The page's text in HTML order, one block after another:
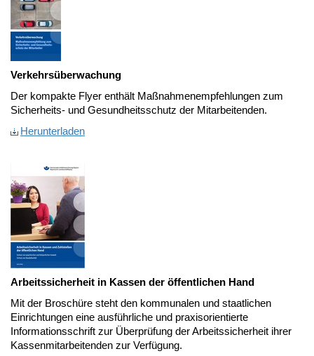
Verkehrsüberwachung
Der kompakte Flyer enthält Maßnahmenempfehlungen zum
Sicherheits- und Gesundheitsschutz der Mitarbeitenden.
Herunterladen
Arbeitssicherheit in Kassen der öffentlichen Hand
Mit der Broschüre steht den kommunalen und staatlichen
Einrichtungen eine ausführliche und praxisorientierte
Informationsschrift zur Überprüfung der Arbeitssicherheit ihrer
Kassenmitarbeitenden zur Verfügung.